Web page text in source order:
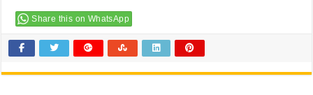
Share this on WhatsApp